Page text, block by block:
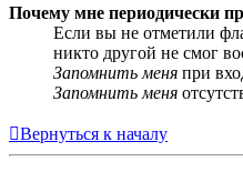
Почему мне периодически
Если вы не отметили
никто другой не смог
Запомнить меня при
Запомнить меня
Вернуться к началу